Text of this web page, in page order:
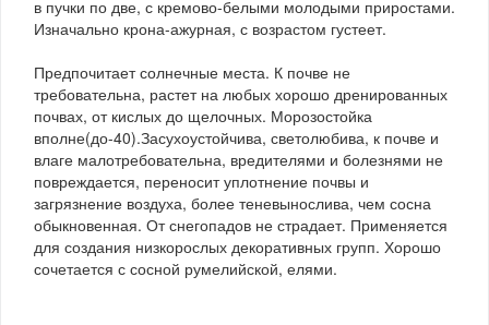
в пучки по две, с кремово-белыми молодыми приростами.
Изначально крона-ажурная, с возрастом густеет.
Предпочитает солнечные места. К почве не
требовательна, растет на любых хорошо дренированных
почвах, от кислых до щелочных. Морозостойка
вполне(до-40).Засухоустойчива, светолюбива, к почве и
влаге малотребовательна, вредителями и болезнями не
повреждается, переносит уплотнение почвы и
загрязнение воздуха, более теневынослива, чем сосна
обыкновенная. От снегопадов не страдает. Применяется
для создания низкорослых декоративных групп. Хорошо
сочетается с сосной румелийской, елями.